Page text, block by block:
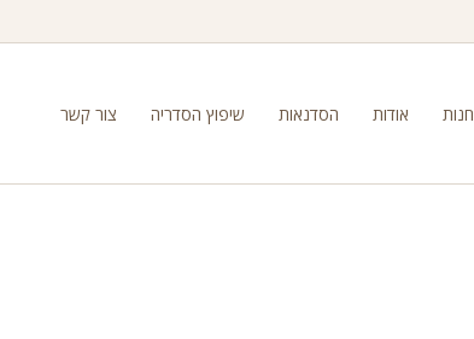
חנות אודות הסדנאות שיפוץ הסדריה צור קשר